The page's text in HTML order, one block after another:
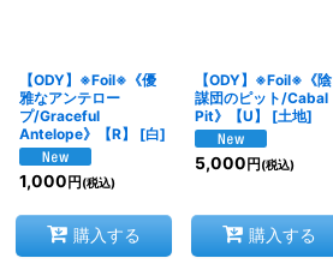
【ODY】※Foil※《優
雅なアンテロー
プ/Graceful
Antelope》【R】
[白]
1,000円(税込)
購入する
【ODY】※Foil※《陰
謀団のピット/Cabal
Pit》【U】
[土地]
5,000円(税込)
購入する